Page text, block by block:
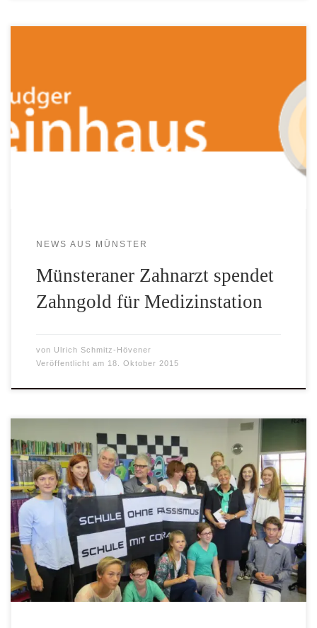
gesammelt und den Erlös auf 4000 Euro aufgerundet. Diese
Summe konnte er jetzt dem Vorsitzenden der Uganda-Hilfe
St. Mauritz e.V., Herrn Ulrich Schmitz-Hövener, übergeben.
Ludger Steinhaus kennt die Uganda-Hilfe und ihre Arbeit
NEWS AUS MÜNSTER
Münsteraner Zahnarzt spendet
Zahngold für Medizinstation
von Ulrich Schmitz-Hövener
Veröffentlicht am 18. Oktober 2015
Am Freitag nach den großen Ferien wurde das Augustin-
Wibbelt-Gymnasium in Warendorf offiziell Schule ohne
Rassismus, Schule mit Courage. Das am AWG seit etlichen
Jahren beheimatete Uganda-Projekt hat nicht nur die
Grundlagen dafür gelegt, sondern auch den Kontakt zum
Paten der Schule, Christoph Strässer, vermittelt. Das
Augustin-Wibbelt-Gymnasium hat mit Christoph Strässer
[…]